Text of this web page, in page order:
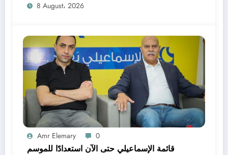
8 August، 2026
Amr Elemary 0
قائمة الإسماعيلي حتى الآن استعدادًا للموسم